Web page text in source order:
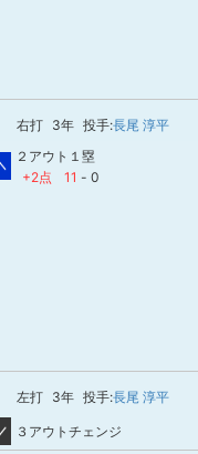
右打 3年 投手:長尾 淳平
２アウト１塁
+2点
11 - 0
左打 3年 投手:長尾 淳平
３アウトチェンジ